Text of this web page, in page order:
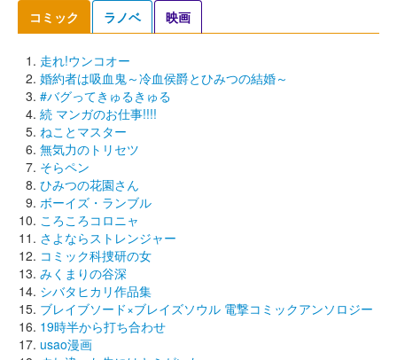
コミック ラノベ 映画
走れ!ウンコオー
婚約者は吸血鬼～冷血侯爵とひみつの結婚～
#バグってきゅるきゅる
続 マンガのお仕事!!!!
ねことマスター
無気力のトリセツ
そらペン
ひみつの花園さん
ボーイズ・ランブル
ころころコロニャ
さよならストレンジャー
コミック科捜研の女
みくまりの谷深
シバタヒカリ作品集
ブレイブソード×ブレイズソウル 電撃コミックアンソロジー
19時半から打ち合わせ
usao漫画